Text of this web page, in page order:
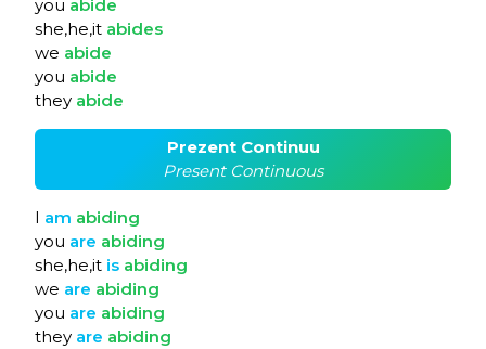
you abide
she,he,it abides
we abide
you abide
they abide
Prezent Continuu
Present Continuous
I am abiding
you are abiding
she,he,it is abiding
we are abiding
you are abiding
they are abiding